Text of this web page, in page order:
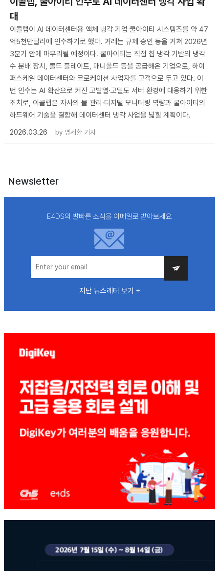
대
이콜랩이 AI 데이터센터용 액체 냉각 기업 쿨아이티 시스템즈를 약 47
억5천만달러에 인수하기로 했다. 거래는 규제 승인 등을 거쳐 2026년
3분기 안에 마무리될 예정이다. 쿨아이티는 직접 칩 냉각 기반의 냉각
수 분배 장치, 콜드 플레이트, 매니폴드 등을 공급해온 기업으로, 하이
퍼스케일 데이터센터와 코로케이션 사업자를 고객으로 두고 있다. 이
번 인수는 AI 확산으로 커진 고발열·고밀도 서버 환경에 대응하기 위한
조치로, 이콜랩은 자사의 물 관리·디지털 모니터링 역량과 쿨아이티의
하드웨어 기술을 결합해 데이터센터 냉각 사업을 넓힐 계획이다.
2026.03.26
by 명세환 기자
Newsletter
E4DS의 발빠른 소식을 이메일로 받아보세요
지난 뉴스레터 보기 +